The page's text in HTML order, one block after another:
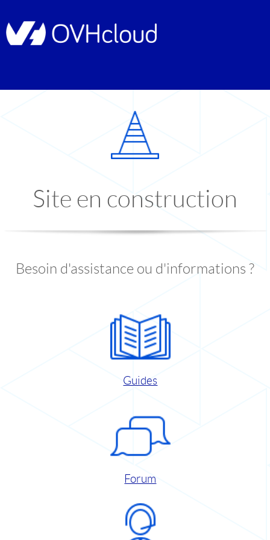
Site en construction
Besoin d'assistance ou d'informations ?
Guides
Forum